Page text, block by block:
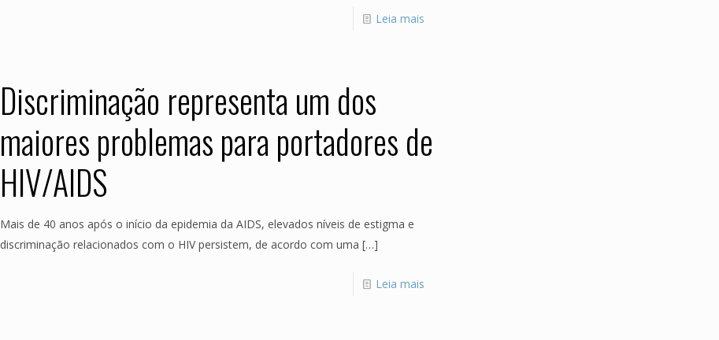
Leia mais
Discriminação representa um dos
maiores problemas para portadores de
HIV/AIDS
Mais de 40 anos após o início da epidemia da AIDS, elevados níveis de estigma e
discriminação relacionados com o HIV persistem, de acordo com uma […]
Leia mais